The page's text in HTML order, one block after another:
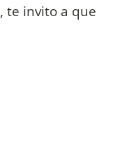
te invito a que